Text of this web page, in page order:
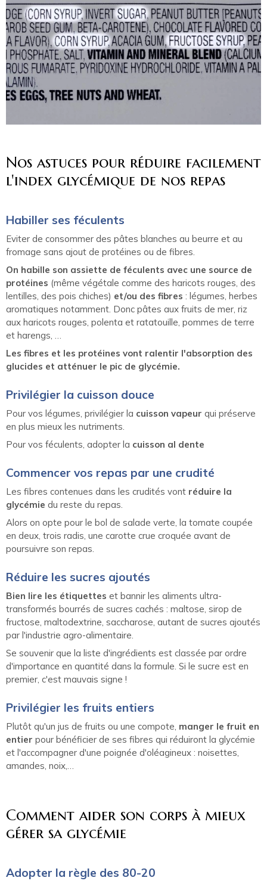
Nos astuces pour réduire facilement
l'index glycémique de nos repas
Habiller ses féculents
Eviter de consommer des pâtes blanches au beurre et au
fromage sans ajout de protéines ou de fibres.
On habille son assiette de féculents avec une source de
protéines (même végétale comme des haricots rouges, des
lentilles, des pois chiches) et/ou des fibres : légumes, herbes
aromatiques notamment. Donc pâtes aux fruits de mer, riz
aux haricots rouges, polenta et ratatouille, pommes de terre
et harengs, …
Les fibres et les protéines vont ralentir l'absorption des
glucides et atténuer le pic de glycémie.
Privilégier la cuisson douce
Pour vos légumes, privilégier la cuisson vapeur qui préserve
en plus mieux les nutriments.
Pour vos féculents, adopter la cuisson al dente
Commencer vos repas par une crudité
Les fibres contenues dans les crudités vont réduire la
glycémie du reste du repas.
Alors on opte pour le bol de salade verte, la tomate coupée
en deux, trois radis, une carotte crue croquée avant de
poursuivre son repas.
Réduire les sucres ajoutés
Bien lire les étiquettes et bannir les aliments ultra-
transformés bourrés de sucres cachés : maltose, sirop de
fructose, maltodextrine, saccharose, autant de sucres ajoutés
par l'industrie agro-alimentaire.
Se souvenir que la liste d'ingrédients est classée par ordre
d'importance en quantité dans la formule. Si le sucre est en
premier, c'est mauvais signe !
Privilégier les fruits entiers
Plutôt qu'un jus de fruits ou une compote, manger le fruit en
entier pour bénéficier de ses fibres qui réduiront la glycémie
et l'accompagner d'une poignée d'oléagineux : noisettes,
amandes, noix,…
Comment aider son corps à mieux
gérer sa glycémie
Adopter la règle des 80-20